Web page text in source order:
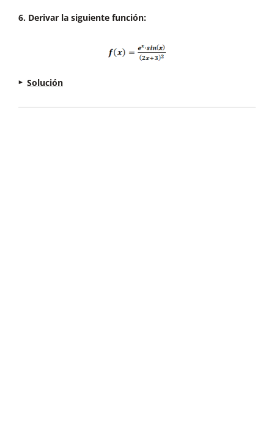
6. Derivar la siguiente función:
Solución